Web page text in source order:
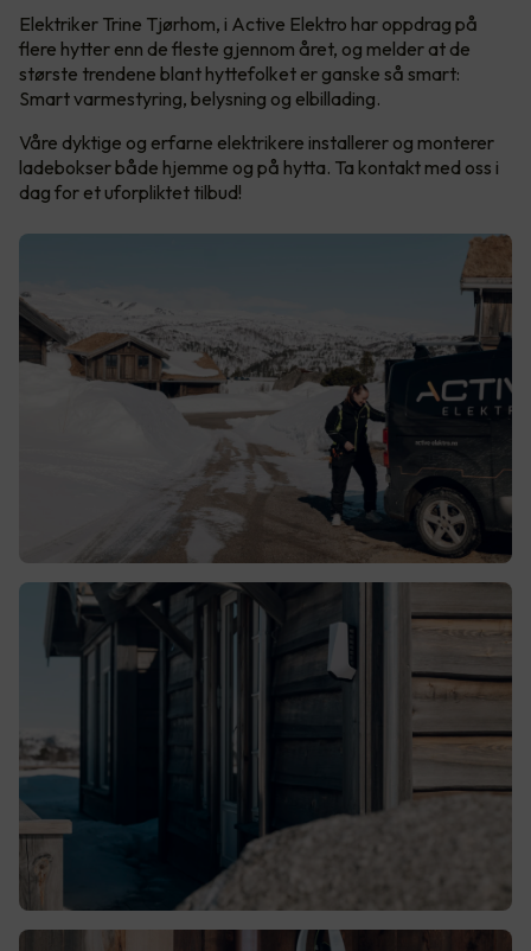
Elektriker Trine Tjørhom, i Active Elektro har oppdrag på
flere hytter enn de fleste gjennom året, og melder at de
største trendene blant hyttefolket er ganske så smart:
Smart varmestyring, belysning og elbillading.
Våre dyktige og erfarne elektrikere installerer og monterer
ladebokser både hjemme og på hytta. Ta kontakt med oss i
dag for et uforpliktet tilbud!